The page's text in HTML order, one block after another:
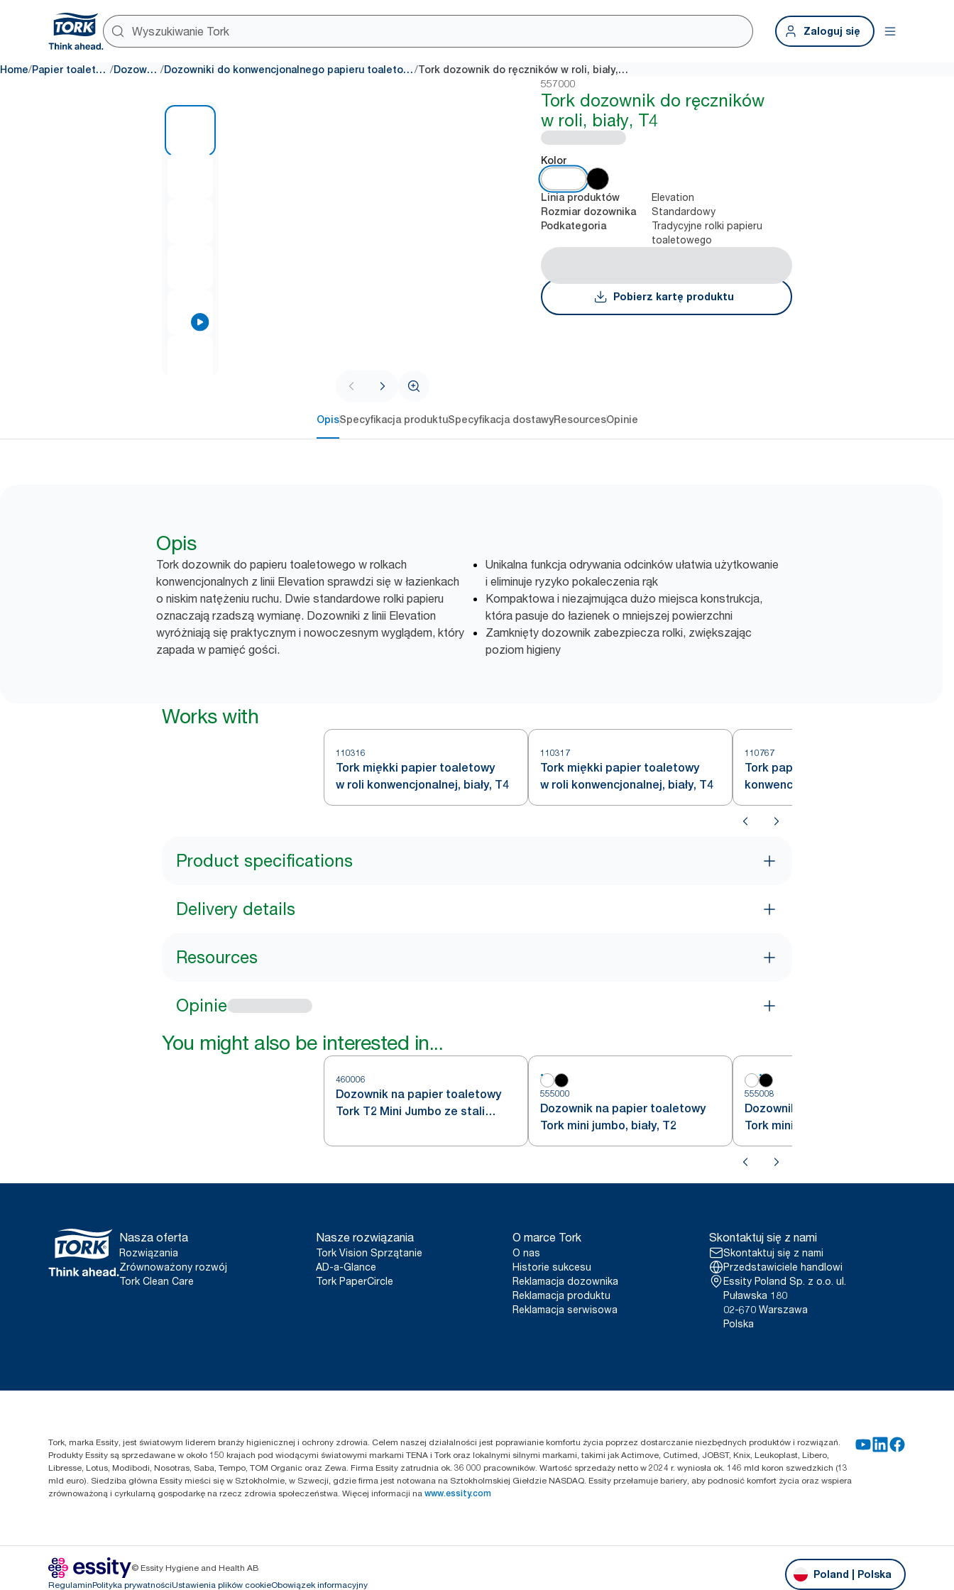
Zaloguj się
Home/ Papier toaletowy / Dozowniki / Dozowniki do konwencjonalnego papieru toaletowego/ Tork dozownik do ręczników w roli, biały, T4
557000
Tork dozownik do ręczników
w roli, biały, T4
Kolor
Linia produktów Elevation
Rozmiar dozownika Standardowy
Podkategoria
Tradycyjne rolki papieru
toaletowego
Pobierz kartę produktu
OpisSpecyfikacja produktuSpecyfikacja dostawyResourcesOpinie
Opis
Tork dozownik do papieru toaletowego w rolkach
konwencjonalnych z linii Elevation sprawdzi się w łazienkach
o niskim natężeniu ruchu. Dwie standardowe rolki papieru
oznaczają rzadszą wymianę. Dozowniki z linii Elevation
wyróżniają się praktycznym i nowoczesnym wyglądem, który
zapada w pamięć gości.
Unikalna funkcja odrywania odcinków ułatwia użytkowanie
i eliminuje ryzyko pokaleczenia rąk
Kompaktowa i niezajmująca dużo miejsca konstrukcja,
która pasuje do łazienek o mniejszej powierzchni
Zamknięty dozownik zabezpiecza rolki, zwiększając
poziom higieny
Works with
110316
Tork miękki papier toaletowy
w roli konwencjonalnej, biały, T4
110317
Tork miękki papier toaletowy
w roli konwencjonalnej, biały, T4
110767
Tork papier toaletowy w roli
konwencjonalnej, biały, T4
Product specifications
Delivery details
Resources
Opinie
You might also be interested in...
460006
Dozownik na papier toaletowy
Tork T2 Mini Jumbo ze stali
555000
Dozownik na papier toaletowy
Tork mini jumbo, biały, T2
555008
Dozownik na papier toaletowy
Tork mini jumbo, czarny, T2
Nasza oferta
Rozwiązania
Zrównoważony rozwój
Tork Clean Care
Nasze rozwiązania
Tork Vision Sprzątanie
AD-a-Glance
Tork PaperCircle
O marce Tork
O nas
Historie sukcesu
Reklamacja dozownika
Reklamacja produktu
Reklamacja serwisowa
Skontaktuj się z nami
Skontaktuj się z nami
Przedstawiciele handlowi
Essity Poland Sp. z o.o. ul.
Puławska 180
02-670 Warszawa
Polska
Tork, marka Essity, jest światowym liderem branży higienicznej i ochrony zdrowia. Celem naszej działalności jest poprawianie komfortu życia poprzez dostarczanie niezbędnych produktów i rozwiązań.
Produkty Essity są sprzedawane w około 150 krajach pod wiodącymi światowymi markami TENA i Tork oraz lokalnymi silnymi markami, takimi jak Actimove, Cutimed, JOBST, Knix, Leukoplast, Libero,
Libresse, Lotus, Modibodi, Nosotras, Saba, Tempo, TOM Organic oraz Zewa. Firma Essity zatrudnia ok. 36 000 pracowników. Wartość sprzedaży netto w 2024 r. wyniosła ok. 146 mld koron szwedzkich (13
mld euro). Siedziba główna Essity mieści się w Sztokholmie, w Szwecji, gdzie firma jest notowana na Sztokholmskiej Giełdzie NASDAQ. Essity przełamuje bariery, aby podnosić komfort życia oraz wspiera
zrównoważoną i cyrkularną gospodarkę na rzecz zdrowia społeczeństwa. Więcej informacji na www.essity.com
© Essity Hygiene and Health AB
RegulaminPolityka prywatnościUstawienia plików cookieObowiązek informacyjny
Poland | Polska